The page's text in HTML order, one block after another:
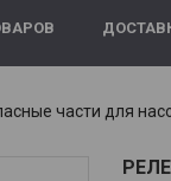
части для